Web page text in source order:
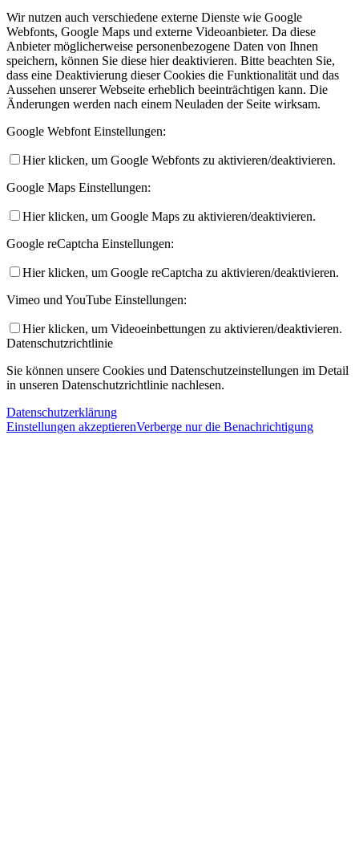
Wir nutzen auch verschiedene externe Dienste wie Google
Webfonts, Google Maps und externe Videoanbieter. Da diese
Anbieter möglicherweise personenbezogene Daten von Ihnen
speichern, können Sie diese hier deaktivieren. Bitte beachten Sie,
dass eine Deaktivierung dieser Cookies die Funktionalität und das
Aussehen unserer Webseite erheblich beeinträchtigen kann. Die
Änderungen werden nach einem Neuladen der Seite wirksam.
Google Webfont Einstellungen:
Hier klicken, um Google Webfonts zu aktivieren/deaktivieren.
Google Maps Einstellungen:
Hier klicken, um Google Maps zu aktivieren/deaktivieren.
Google reCaptcha Einstellungen:
Hier klicken, um Google reCaptcha zu aktivieren/deaktivieren.
Vimeo und YouTube Einstellungen:
Hier klicken, um Videoeinbettungen zu aktivieren/deaktivieren.
Datenschutzrichtlinie
Sie können unsere Cookies und Datenschutzeinstellungen im Detail
in unseren Datenschutzrichtlinie nachlesen.
Datenschutzerklärung
Einstellungen akzeptierenVerberge nur die Benachrichtigung